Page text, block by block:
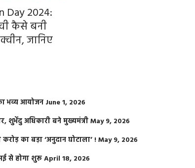
Day 2024:
कैसे बनी
जानिए
भव्य आयोजन June 1, 2026
शुभेंदु अधिकारी बने मुख्यमंत्रीMay 9, 2026
का बड़ा ‘अनुदान घोटाला’ !May 9, 2026
से होगा शुरूApril 18, 2026